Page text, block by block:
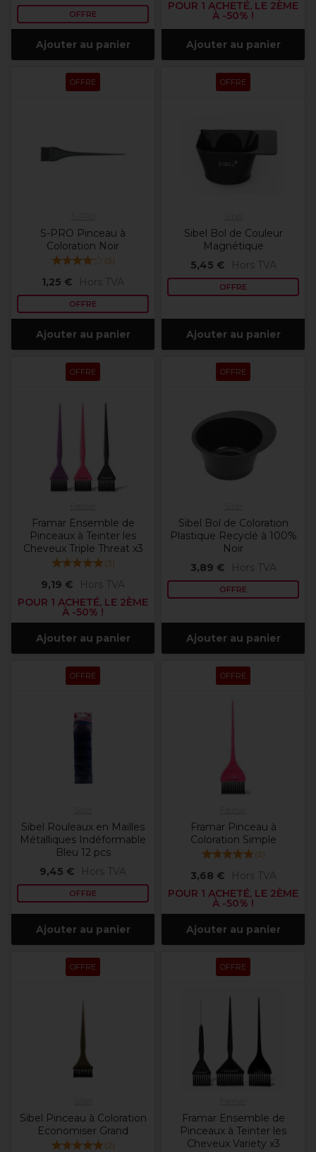
OFFRE
Ajouter au panier
POUR 1 ACHETÉ, LE 2ÈME
À -50% !
Ajouter au panier
OFFRE
S-PRO Pinceau à
Coloration Noir
(3)
1,25 € Hors TVA
OFFRE
Ajouter au panier
OFFRE
Sibel Bol de Couleur
Magnétique
5,45 €
Hors TVA
OFFRE
Ajouter au panier
OFFRE
Framar Ensemble de
Pinceaux à Teinter les
Cheveux Triple Threat x3
(3)
9,19 €
Hors TVA
POUR 1 ACHETÉ, LE 2ÈME
À -50% !
Ajouter au panier
OFFRE
Sibel Bol de Coloration
Plastique Recyclé à 100%
Noir
3,89 €
Hors TVA
OFFRE
Ajouter au panier
OFFRE
Sibel Rouleaux en Mailles
Métalliques Indéformable
Bleu 12 pcs
9,45 €
Hors TVA
OFFRE
Ajouter au panier
OFFRE
Framar Pinceau à
Coloration Simple
(2)
3,68 €
Hors TVA
POUR 1 ACHETÉ, LE 2ÈME
À -50% !
Ajouter au panier
OFFRE
Sibel Pinceau à Coloration
Economiser Grand
(2)
OFFRE
Framar Ensemble de
Pinceaux à Teinter les
Cheveux Variety x3